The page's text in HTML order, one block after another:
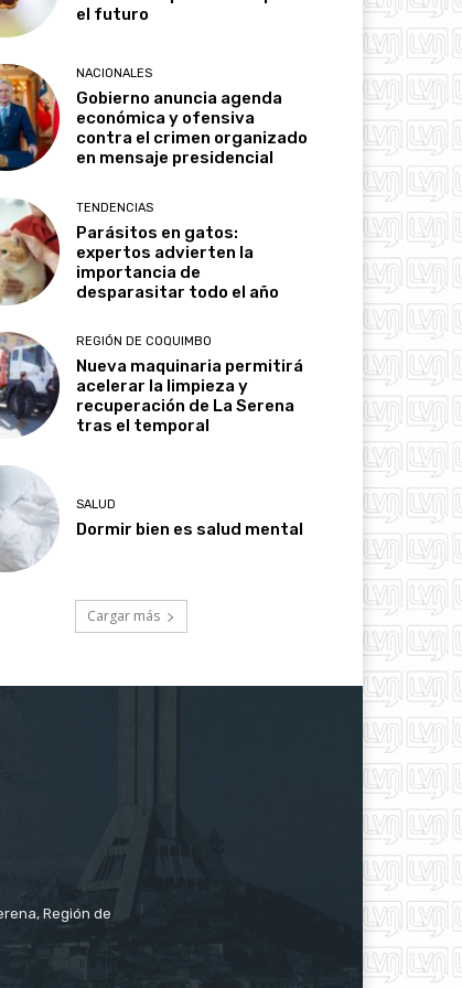
el futuro
NACIONALES
Gobierno anuncia agenda
económica y ofensiva
contra el crimen organizado
en mensaje presidencial
TENDENCIAS
Parásitos en gatos:
expertos advierten la
importancia de
desparasitar todo el año
REGIÓN DE COQUIMBO
Nueva maquinaria permitirá
acelerar la limpieza y
recuperación de La Serena
tras el temporal
SALUD
Dormir bien es salud mental
Cargar más
Región de